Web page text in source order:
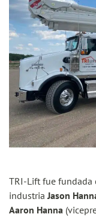
TRI-Lift fue fundada
industria Jason
Aaron Hanna